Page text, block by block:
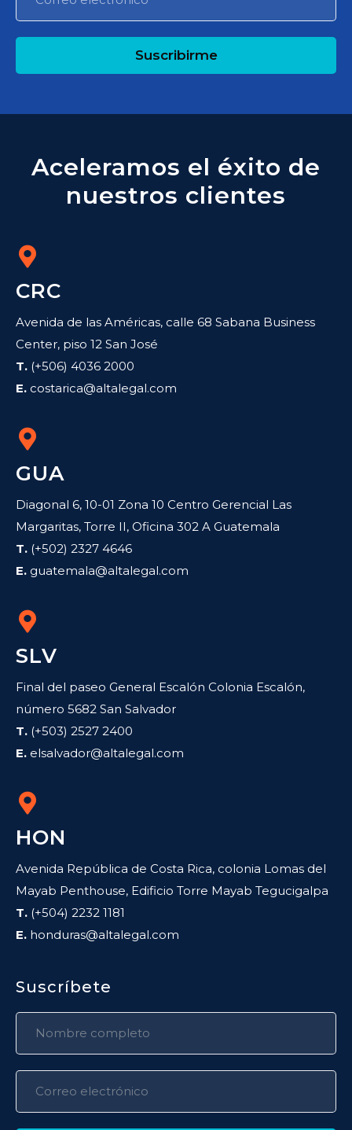
Suscribirme
Aceleramos el éxito de
nuestros clientes
CRC
Avenida de las Américas, calle 68 Sabana Business
Center, piso 12 San José
T. (+506) 4036 2000
E. costarica@altalegal.com
GUA
Diagonal 6, 10-01 Zona 10 Centro Gerencial Las
Margaritas, Torre II, Oficina 302 A Guatemala
T. (+502) 2327 4646
E. guatemala@altalegal.com
SLV
Final del paseo General Escalón Colonia Escalón,
número 5682 San Salvador
T. (+503) 2527 2400
E. elsalvador@altalegal.com
HON
Avenida República de Costa Rica, colonia Lomas del
Mayab Penthouse, Edificio Torre Mayab Tegucigalpa
T. (+504) 2232 1181
E. honduras@altalegal.com
Suscríbete